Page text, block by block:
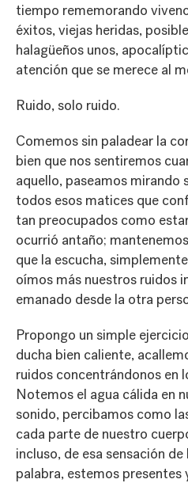
tiempo rememorando
éxitos, viejas heridas,
halagüeños unos,
atención que se merece al
Ruido, solo ruido.
Comemos sin paladear la
bien que nos sentiremos
aquello, paseamos mirando
todos esos matices que
tan preocupados como
ocurrió antaño;
que la escucha,
oímos más nuestros ruidos
emanado desde la otra
Propongo un simple
ducha bien caliente,
ruidos concentrándonos en
Notemos el agua cálida en
sonido, percibamos como
cada parte de nuestro
incluso, de esa sensación
palabra, estemos presentes